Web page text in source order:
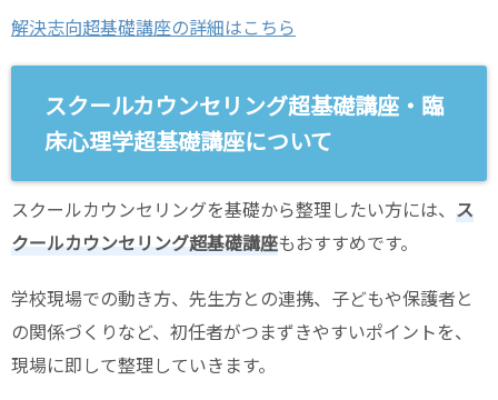
解決志向超基礎講座の詳細はこちら
スクールカウンセリング超基礎講座・臨
床心理学超基礎講座について
スクールカウンセリングを基礎から整理したい方には、 ス
クールカウンセリング超基礎講座もおすすめです。
学校現場での動き方、先生方との連携、子どもや保護者と
の関係づくりなど、初任者がつまずきやすいポイントを、
現場に即して整理していきます。